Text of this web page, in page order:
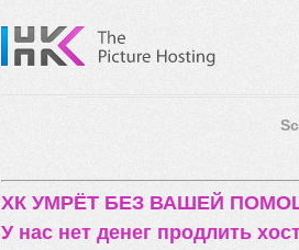
ХК УМРЁТ БЕЗ ВАШЕЙ
У нас нет денег продлить